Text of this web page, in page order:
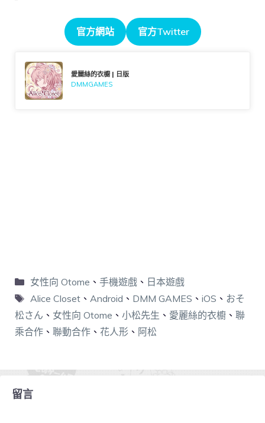
官方網站 官方Twitter
愛麗絲的衣櫥 | 日版
DMMGAMES
女性向 Otome 、 手機遊戲、 日本遊戲
Alice Closet、 Android 、 DMM GAMES 、 iOS 、 おそ
松さん 、 女性向 Otome 、 小松先生 、 愛麗絲的衣櫥 、 聯
乘合作 、 聯動合作 、 花人形 、 阿松
留言